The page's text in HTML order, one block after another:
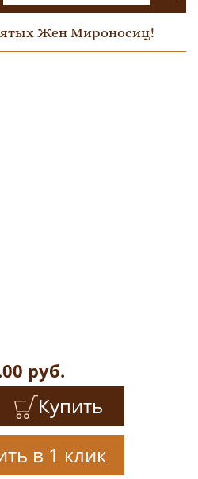
Жен Мироносиц!
руб.
Купить
в 1 клик